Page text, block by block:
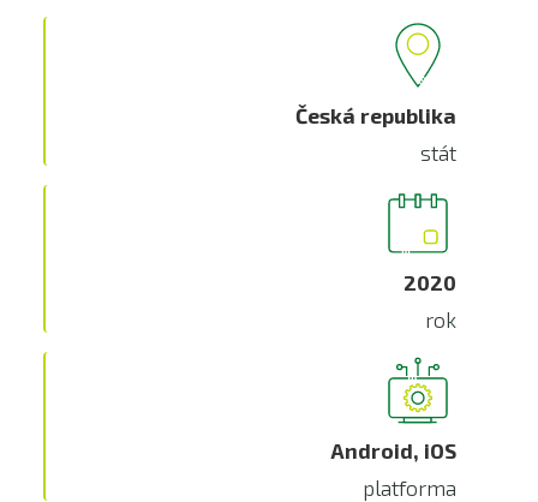
Česká republika
stát
2020
rok
Android, iOS
platforma